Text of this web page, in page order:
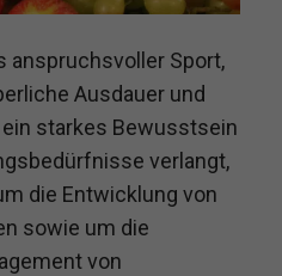
anspruchsvoller Sport,
Ausdauer und
starkes Bewusstsein
verlangt,
die Entwicklung von
sowie um die
von